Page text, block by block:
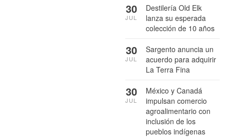
Destilería Old Elk
lanza su esperada
colección de 10 años
30
JUL
Sargento anuncia un
acuerdo para adquirir
La Terra Fina
30
JUL
México y Canadá
impulsan comercio
agroalimentario con
inclusión de los
pueblos indígenas
30
JUL